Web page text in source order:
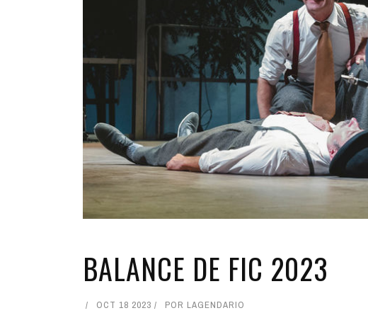
GASTRO
FORMATIVO
BALANCE DE FIC 2023
OCT 18 2023 POR LAGENDARIO